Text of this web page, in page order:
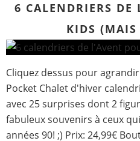
6 CALENDRIERS DE
KIDS (MAIS
Cliquez dessus pour
Pocket Chalet d'hiver
avec 25 surprises dont 2
fabuleux souvenirs à ceux
années 90! ;) Prix: 24,99€